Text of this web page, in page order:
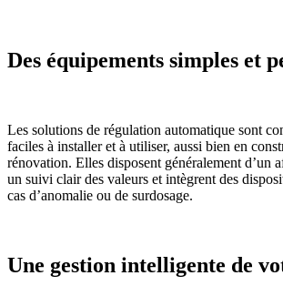
Des équipements simples et
Les solutions de régulation automatique sont
faciles à installer et à utiliser, aussi bien en
rénovation. Elles disposent généralement d’un
un suivi clair des valeurs et intègrent des
cas d’anomalie ou de surdosage.
Une gestion intelligente de